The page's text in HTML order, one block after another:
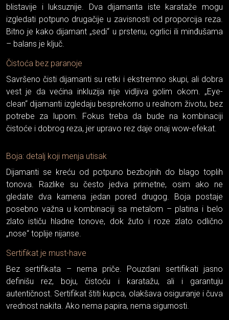
blistavije i luksuznije. Dva dijamanta iste karataže mogu
izgledati potpuno drugačije u zavisnosti od proporcija reza.
Bitno je kako dijamant „sedi“ u prstenu, ogrlici ili minđušama
– balans je ključ.
Čistoća bez paranoje
Savršeno čisti dijamanti su retki i ekstremno skupi, ali dobra
vest je da većina inkluzija nije vidljiva golim okom. „Eye-
clean“ dijamanti izgledaju besprekorno u realnom životu, bez
potrebe za lupom. Fokus treba da bude na kombinaciji
čistoće i dobrog reza, jer upravo rez daje onaj wow-efekat.
Boja: detalj koji menja utisak
Dijamanti se kreću od potpuno bezbojnih do blago toplih
tonova. Razlike su često jedva primetne, osim ako ne
gledate dva kamena jedan pored drugog. Boja postaje
posebno važna u kombinaciji sa metalom – platina i belo
zlato ističu hladne tonove, dok žuto i roze zlato odlično
„nose“ toplije nijanse.
Sertifikat je must-have
Bez sertifikata – nema priče. Pouzdani sertifikati jasno
definišu rez, boju, čistoću i karatažu, ali i garantuju
autentičnost. Sertifikat štiti kupca, olakšava osiguranje i čuva
vrednost nakita. Ako nema papira, nema sigurnosti.